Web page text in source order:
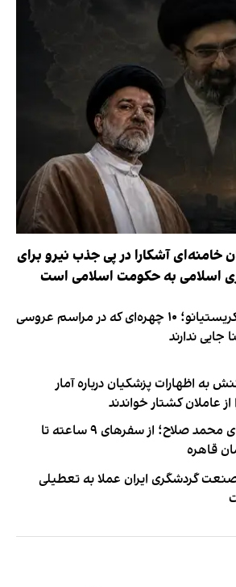
خامنه‌ای آشکارا در پی جذب نیرو برای
اسلامی به حکومت اسلامی است
لیست ممنوعه کریستیانو؛ ۱۰ چهره‌ای که در مراسم عروسی
جایی ندارند
به اظهارات پزشکیان درباره آمار
از عاملان کشتار خواندند
روایت فداکاری‌های محمد صلاح؛ از سفرهای ۹ ساعته تا
قاهره
گردشگری ایران عملا به تعطیلی